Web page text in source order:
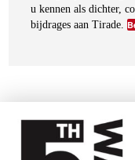
u kennen als dichter,
bijdrages aan Tirade.